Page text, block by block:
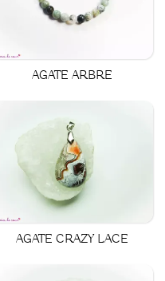
AGATE ARBRE
AGATE CRAZY LACE